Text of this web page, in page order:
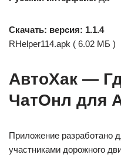
Скачать: версия: 1.1.4
RHelper114.apk ( 6.02 МБ )
АвтоХак —
ЧатОнл для
Приложение разработано
участниками дорожного